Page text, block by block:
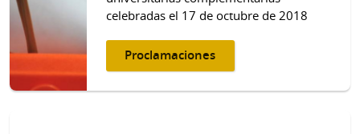
celebradas el 17 de octubre de 2018
Proclamaciones